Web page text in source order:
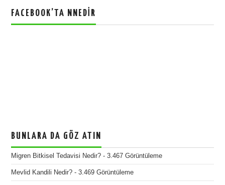
FACEBOOK’TA NNEDIR
BUNLARA DA GÖZ ATIN
Migren Bitkisel Tedavisi Nedir? - 3.467 Görüntüleme
Mevlid Kandili Nedir? - 3.469 Görüntüleme